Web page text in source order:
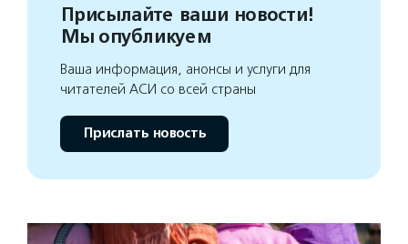
Присылайте ваши новости!
Мы опубликуем
Ваша информация, анонсы и услуги для
читателей АСИ со всей страны
Прислать новость